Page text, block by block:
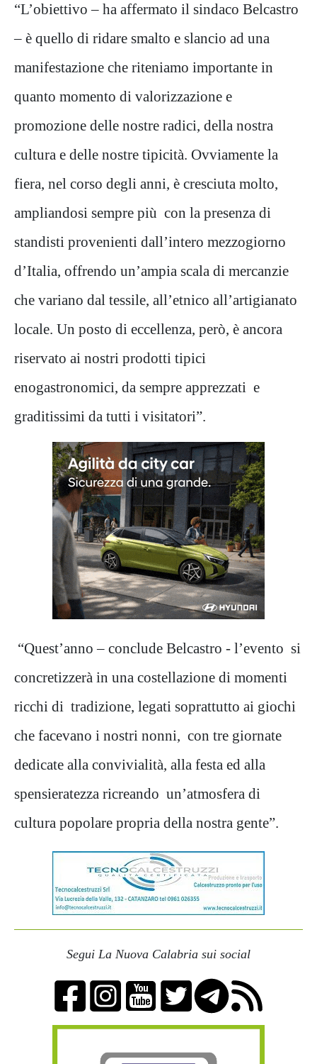
“L’obiettivo – ha affermato il sindaco Belcastro
– è quello di ridare smalto e slancio ad una
manifestazione che riteniamo importante in
quanto momento di valorizzazione e
promozione delle nostre radici, della nostra
cultura e delle nostre tipicità. Ovviamente la
fiera, nel corso degli anni, è cresciuta molto,
ampliandosi sempre più con la presenza di
standisti provenienti dall’intero mezzogiorno
d’Italia, offrendo un’ampia scala di mercanzie
che variano dal tessile, all’etnico all’artigianato
locale. Un posto di eccellenza, però, è ancora
riservato ai nostri prodotti tipici
enogastronomici, da sempre apprezzati e
graditissimi da tutti i visitatori”.
“Quest’anno – conclude Belcastro - l’evento si
concretizzerà in una costellazione di momenti
ricchi di tradizione, legati soprattutto ai giochi
che facevano i nostri nonni, con tre giornate
dedicate alla convivialità, alla festa ed alla
spensieratezza ricreando un’atmosfera di
cultura popolare propria della nostra gente”.
Segui La Nuova Calabria sui social